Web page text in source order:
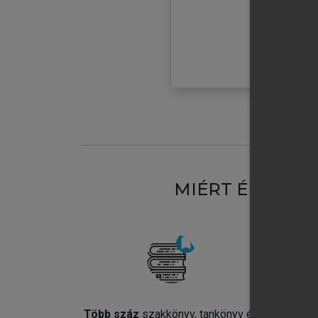
MIÉRT
Több száz szakkönyv, tankönyv és